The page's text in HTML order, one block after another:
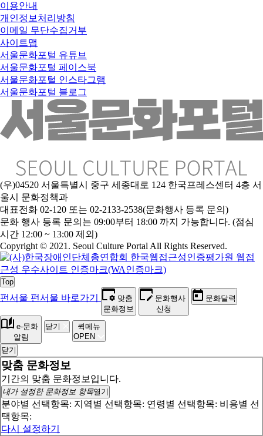
이용안내
개인정보처리방침
이메일 무단수집거부
사이트맵
서울문화포털 유튜브
서울문화포털 페이스북
서울문화포털 인스타그램
서울문화포털 블로그
(우)04520 서울특별시 중구 세종대로 124 한국프레스센터 4층 서
울시 문화정책과
대표전화 02-120 또는 02-2133-2538(문화행사 등록 문의)
문화 행사 등록 문의는 09:00부터 18:00 까지 가능합니다. (점심
시간 12:00 ~ 13:00 제외)
Copyright © 2021. Seoul Culture Portal All Rights Reserved.
Top
펀서울 펀서울 바로가기
맞춤
문화정보
문화행사
신청
문화달력
e-문화
알림
닫기
퀵메뉴
OPEN
닫기
맞춤 문화정보
기간의 맞춤 문화정보입니다.
내가 설정한 문화정보 항목열기
분야별 선택항목: 지역별 선택항목: 연령별 선택항목: 비용별 선
택항목:
다시 설정하기